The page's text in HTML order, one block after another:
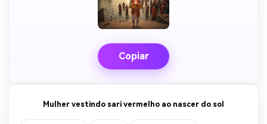
Copiar
Mulher vestindo sari vermelho ao nascer do sol